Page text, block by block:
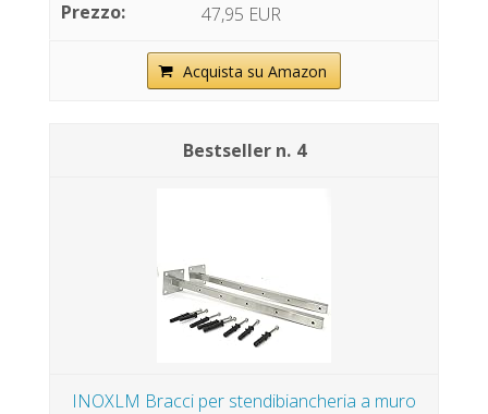
47,95 EUR
Acquista su Amazon
4
INOXLM Bracci per stendibiancheria a muro